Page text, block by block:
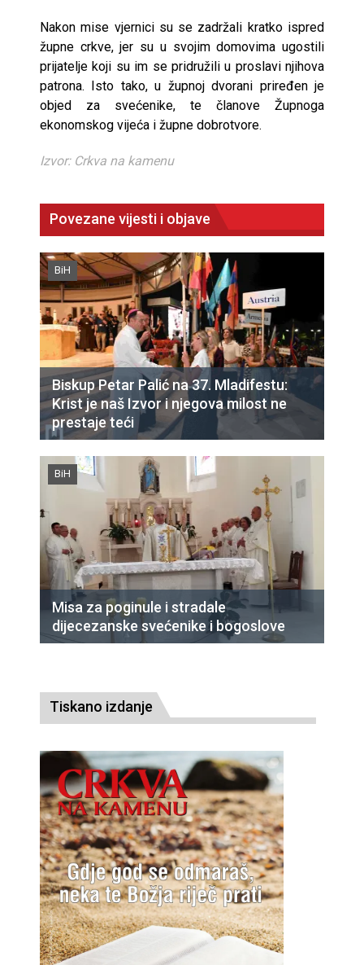
Nakon mise vjernici su se zadržali kratko ispred
župne crkve, jer su u svojim domovima ugostili
prijatelje koji su im se pridružili u proslavi njihova
patrona. Isto tako, u župnoj dvorani priređen je
objed za svećenike, te članove Župnoga
ekonomskog vijeća i župne dobrotvore.
Izvor: Crkva na kamenu
Povezane vijesti i objave
BiH
Biskup Petar Palić na 37. Mladifestu:
Krist je naš Izvor i njegova milost ne
prestaje teći
BiH
Misa za poginule i stradale
dijecezanske svećenike i bogoslove
Tiskano izdanje